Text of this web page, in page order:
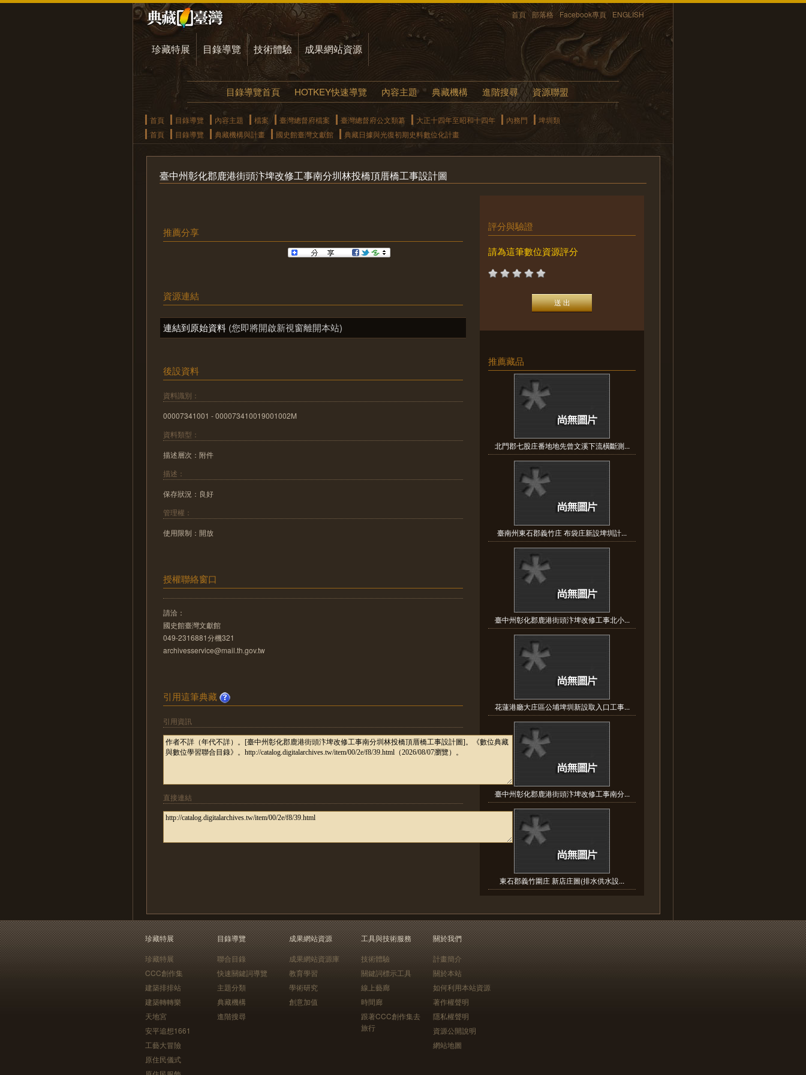
首頁 部落格 Facebook專頁 ENGLISH
珍藏特展 目錄導覽 技術體驗 成果網站資源
目錄導覽首頁 HOTKEY快速導覽 內容主題 典藏機構 進階搜尋 資源聯盟
首頁 目錄導覽 內容主題 檔案 臺灣總督府檔案 臺灣總督府公文類纂 大正十四年至昭和十四年 內務門
埤圳類
首頁
目錄導覽 典藏機構與計畫 國史館臺灣文獻館 典藏日據與光復初期史料數位化計畫
臺中州彰化郡鹿港街頭汴埤改修工事南分圳林投橋頂厝橋工事設計圖
推薦分享
資源連結
連結到原始資料 (您即將開啟新視窗離開本站)
後設資料
資料識別：
00007341001 - 000073410019001002M
資料類型：
描述層次：附件
描述：
保存狀況：良好
管理權：
使用限制：開放
授權聯絡窗口
請洽：
國史館臺灣文獻館
049-2316881分機321
archivesservice@mail.th.gov.tw
引用這筆典藏
引用資訊
直接連結
評分與驗證
請為這筆數位資源評分
推薦藏品
北門郡七股庄番地地先曾文溪下流橫斷測...
臺南州東石郡義竹庄 布袋庄新設埤圳計...
臺中州彰化郡鹿港街頭汴埤改修工事北小...
花蓮港廳大庄區公埔埤圳新設取入口工事...
臺中州彰化郡鹿港街頭汴埤改修工事南分...
東石郡義竹圍庄 新店庄圖(排水供水設...
珍藏特展
珍藏特展
CCC創作集
建築排排站
建築轉轉樂
天地宮
安平追想1661
工藝大冒險
原住民儀式
目錄導覽
聯合目錄
快速關鍵詞導覽
主題分類
典藏機構
進階搜尋
成果網站資源
成果網站資源庫
教育學習
學術研究
創意加值
工具與技術服務
技術體驗
關鍵詞標示工具
線上藝廊
時間廊
跟著CCC創作集去
旅行
關於我們
計畫簡介
關於本站
如何利用本站資源
著作權聲明
隱私權聲明
資源公開說明
網站地圖